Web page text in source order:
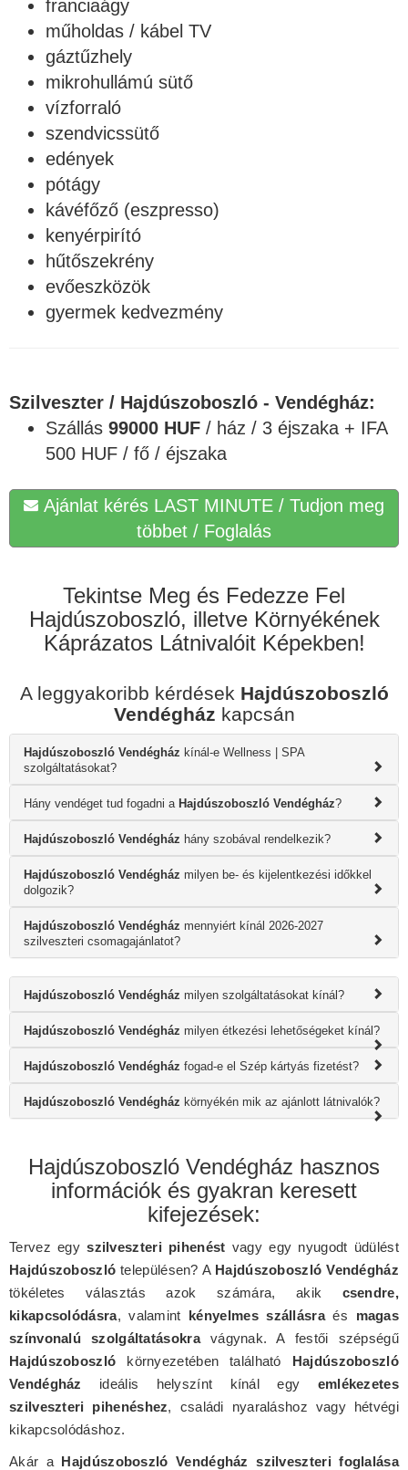
franciaágy
műholdas / kábel TV
gáztűzhely
mikrohullámú sütő
vízforraló
szendvicssütő
edények
pótágy
kávéfőző (eszpresso)
kenyérpirító
hűtőszekrény
evőeszközök
gyermek kedvezmény
Szilveszter / Hajdúszoboszló - Vendégház:
Szállás 99000 HUF / ház / 3 éjszaka + IFA
500 HUF / fő / éjszaka
Ajánlat kérés LAST MINUTE / Tudjon meg
többet / Foglalás
Tekintse Meg és Fedezze Fel
Hajdúszoboszló, illetve Környékének
Káprázatos Látnivalóit Képekben!
A leggyakoribb kérdések Hajdúszoboszló
Vendégház kapcsán
Hajdúszoboszló Vendégház kínál-e Wellness | SPA
szolgáltatásokat?
Hány vendéget tud fogadni a Hajdúszoboszló Vendégház?
Hajdúszoboszló Vendégház hány szobával rendelkezik?
Hajdúszoboszló Vendégház milyen be- és kijelentkezési időkkel
dolgozik?
Hajdúszoboszló Vendégház mennyiért kínál 2026-2027
szilveszteri csomagajánlatot?
Hajdúszoboszló Vendégház milyen szolgáltatásokat kínál?
Hajdúszoboszló Vendégház milyen étkezési lehetőségeket kínál?
Hajdúszoboszló Vendégház fogad-e el Szép kártyás fizetést?
Hajdúszoboszló Vendégház környékén mik az ajánlott látnivalók?
Hajdúszoboszló Vendégház hasznos
információk és gyakran keresett
kifejezések:
Tervez egyszilveszteri pihenést vagy egy nyugodt üdülést
Hajdúszoboszló településen? A Hajdúszoboszló Vendégház
tökéletes választás azok számára, akik csendre,
kikapcsolódásra, valamint kényelmes szállásraés magas
színvonalú szolgáltatásokravágynak. A festői szépségű
Hajdúszoboszló környezetében található Hajdúszoboszló
Vendégház
ideális helyszínt kínál egy emlékezetes
szilveszteri pihenéshez, családi nyaraláshoz vagy hétvégi
kikapcsolódáshoz.
Akár a Hajdúszoboszló Vendégház szilveszteri foglalása